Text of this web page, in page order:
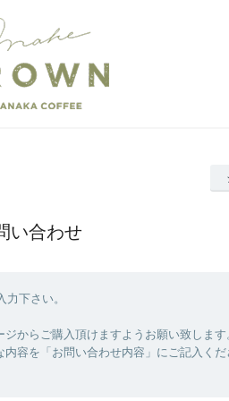
い合わせ
下さい。
からご購入頂けますようお願い致します
容を「お問い合わせ内容」にご記入くだ